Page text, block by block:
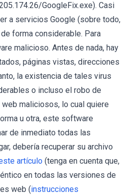
GoogleFix.exe). Casi
a servicios Google (sobre todo,
forma considerable. Para
malicioso. Antes de nada, hay
páginas vistas, direcciones
la existencia de tales virus
o incluso el robo de
maliciosos, lo cual quiere
u otra, este software
de inmediato todas las
debería recuperar su archivo
artículo (tenga en cuenta que,
en todas las versiones de
web (instrucciones